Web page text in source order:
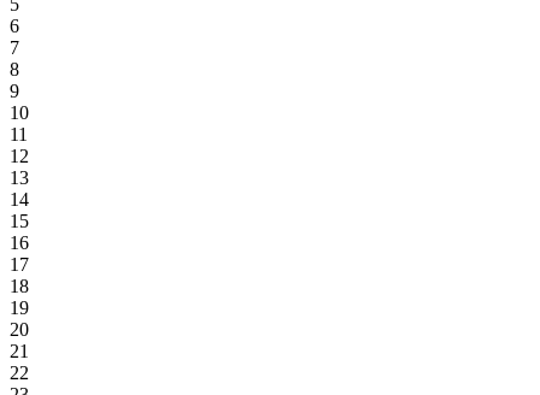
6
7
8
9
10
11
12
13
14
15
16
17
18
19
20
21
22